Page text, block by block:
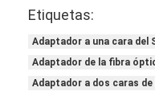
Etiquetas:
Adaptador a una cara del
Adaptador de la fibra
Adaptador a dos caras